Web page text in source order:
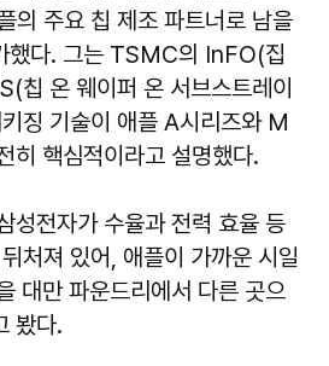
의 주요 칩 제조 파트너로 남을
했다. 그는 TSMC의 InFO(집
칩 온 웨이퍼 온 서브스트레이
징 기술이 애플 A시리즈와 M
히 핵심적이라고 설명했다.
성전자가 수율과 전력 효율 등
처져 있어, 애플이 가까운 시일
대만 파운드리에서 다른 곳으
봤다.